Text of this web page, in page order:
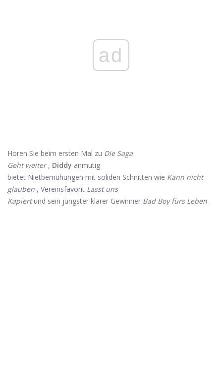
ad
Hören Sie beim ersten Mal zu Die Saga
Geht weiter, Diddy anmutig
bietet Nietbemühungen mit soliden Schnitten wie Kann nicht
glauben , Vereinsfavorit Lasst uns
Kapiertund sein jüngster klarer Gewinner Bad Boy fürs Leben .